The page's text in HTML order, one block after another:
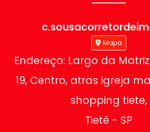
Mapa
Endereço: Largo da
19, Centro, atras igreja
shopping tiete,
Tietê - SP